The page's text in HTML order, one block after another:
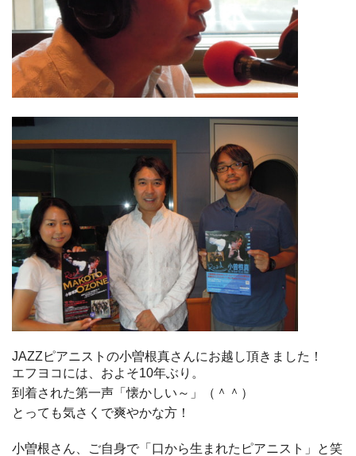
JAZZピアニストの小曽根真さんにお越し頂きました！
エフヨコには、およそ10年ぶり。
到着された第一声「懐かしい～」（＾＾）
とっても気さくで爽やかな方！
小曽根さん、ご自身で「口から生まれたピアニスト」と笑